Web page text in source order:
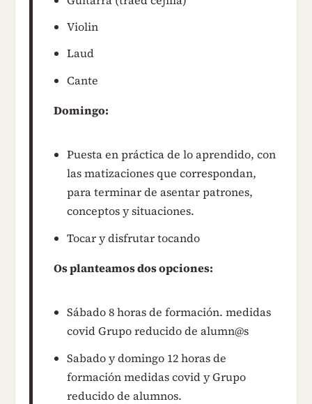
Violin
Laud
Cante
Domingo:
Puesta en práctica de lo aprendido, con
las matizaciones que correspondan,
para terminar de asentar patrones,
conceptos y situaciones.
Tocar y disfrutar tocando
Os planteamos dos opciones:
Sábado 8 horas de formación. medidas
covid Grupo reducido de alumn@s
Sabado y domingo 12 horas de
formación medidas covid y Grupo
reducido de alumnos.